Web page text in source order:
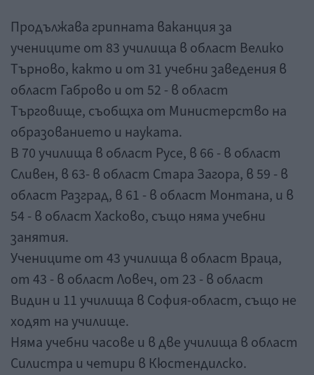
Продължава грипната ваканция за
учениците от 83 училища в област Велико
Търново, както и от 31 учебни заведения в
област Габрово и от 52 - в област
Търговище, съобщха от Министерство на
образованието и науката.
В 70 училища в област Русе, в 66 - в област
Сливен, в 63- в област Стара Загора, в 59 - в
област Разград, в 61 - в област Монтана, и в
54 - в област Хасково, също няма учебни
занятия.
Учениците от 43 училища в област Враца,
от 43 - в област Ловеч, от 23 - в област
Видин и 11 училища в София-област, също не
ходят на училище.
Няма учебни часове и в две училища в област
Силистра и четири в Кюстендилско.